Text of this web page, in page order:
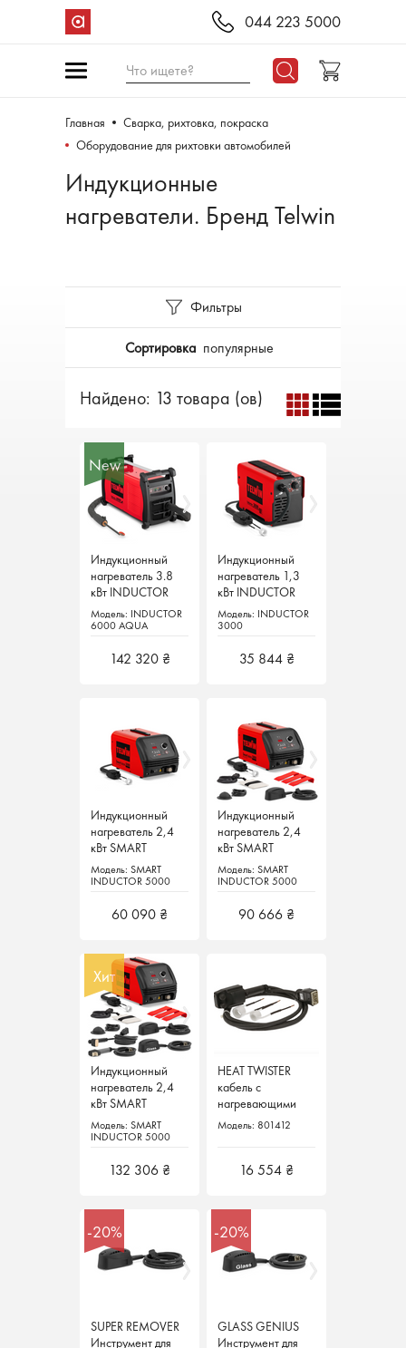
044 223 5000
Что ищете?
Главная
Сварка, рихтовка, покраска
Оборудование для рихтовки автомобилей
Индукционные
нагреватели. Бренд Telwin
Фильтры
Сортировка популярные
Найдено: 13 товара (ов)
New
Индукционный
нагреватель 3.8
кВт INDUCTOR
6000 AQUA
Telwin Италия
Модель: INDUCTOR
6000 AQUA
142 320 ₴
New
Индукционный
нагреватель 3.8
кВт INDUCTOR
6000 AQUA
Telwin Италия
Модель: INDUCTOR
6000 AQUA
142 320 ₴
Индукционный
нагреватель 1,3
кВт INDUCTOR
3000 Telwin
Италия
Модель: INDUCTOR
3000
35 844 ₴
Индукционный
нагреватель 1,3
кВт INDUCTOR
3000 Telwin
Италия
Модель: INDUCTOR
3000
35 844 ₴
Индукционный
нагреватель 2,4
кВт SMART
INDUCTOR 5000
TWISTER Telwin
Модель: SMART
INDUCTOR 5000
60 090 ₴
Индукционный
нагреватель 2,4
кВт SMART
INDUCTOR 5000
TWISTER Telwin
Модель: SMART
INDUCTOR 5000
60 090 ₴
Индукционный
нагреватель 2,4
кВт SMART
INDUCTOR 5000
CLASSIC Telwin
Модель: SMART
INDUCTOR 5000
90 666 ₴
Индукционный
нагреватель 2,4
кВт SMART
INDUCTOR 5000
CLASSIC Telwin
Модель: SMART
INDUCTOR 5000
90 666 ₴
Хит
Индукционный
нагреватель 2,4
кВт SMART
INDUCTOR 5000
DELUXE Telwin
Модель: SMART
INDUCTOR 5000
132 306 ₴
Хит
Индукционный
нагреватель 2,4
кВт SMART
INDUCTOR 5000
DELUXE Telwin
Модель: SMART
INDUCTOR 5000
132 306 ₴
HEAT TWISTER
кабель с
нагревающими
элементами к
Telwin Италия
Модель: 801412
16 554 ₴
-20%
SUPER REMOVER
Инструмент для
-20%
GLASS GENIUS
Инструмент для